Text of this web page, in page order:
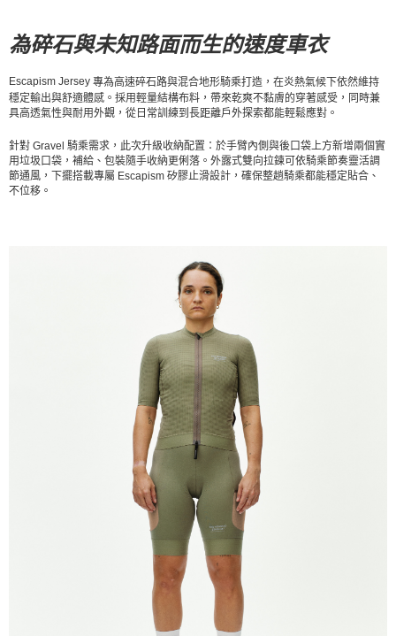
為碎石與未知路面而生的速度車衣
Escapism Jersey 專為高速碎石路與混合地形騎乘打造，在炎熱氣候下依然維持
穩定輸出與舒適體感。採用輕量結構布料，帶來乾爽不黏膚的穿著感受，同時兼
具高透氣性與耐用外觀，從日常訓練到長距離戶外探索都能輕鬆應對。
針對 Gravel 騎乘需求，此次升級收納配置：於手臂內側與後口袋上方新增兩個實
用垃圾口袋，補給、包裝隨手收納更俐落。外露式雙向拉鍊可依騎乘節奏靈活調
節通風，下擺搭載專屬 Escapism 矽膠止滑設計，確保整趟騎乘都能穩定貼合、
不位移。